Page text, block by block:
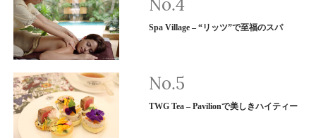
Spa Village – “リッツ”で至福のスパ
TWG Tea – Pavilionで美しきハイティー